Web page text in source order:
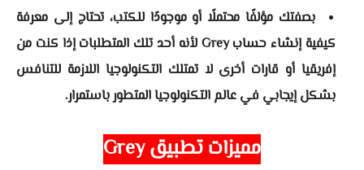
بصفتك مؤلفًا محتملًا أو موجودًا للكتب، تحتاج إلى معرفة
كيفية إنشاء حساب Grey لأنه أحد تلك المتطلبات إذا كنت من
إفريقيا أو قارات أخرى لا تمتلك التكنولوجيا اللازمة للتنافس
بشكل إيجابي في عالم التكنولوجيا المتطور باستمرار.
مميزاتتطبيق Grey